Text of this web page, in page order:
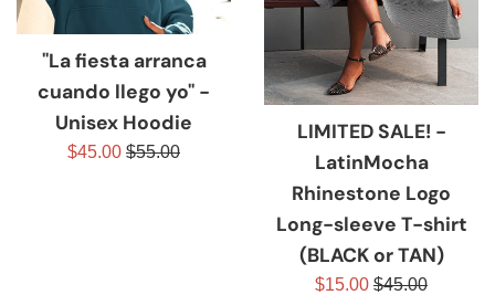
"La fiesta arranca
cuando llego yo" -
Unisex Hoodie
Prezzo
$45.00 Prezzo
$55.00
LIMITED SALE! -
LatinMocha
Rhinestone Logo
Long-sleeve T-shirt
(BLACK or TAN)
Prezzo
$15.00 Prezzo
$45.00